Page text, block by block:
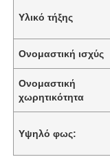
Υλικό τήξης
Ονομαστική ισχύς
Ονομαστική
χωρητικότητα
Υψηλό φως: